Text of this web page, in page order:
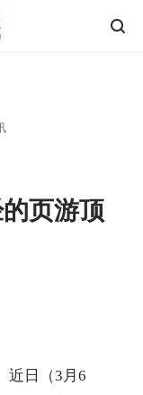
页游顶
近日（3月6